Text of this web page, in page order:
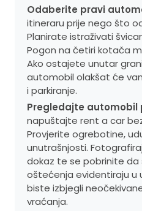
Odaberite pravi
itineraru prije nego što
Planirate istraživati
Pogon na četiri kotača
Ako ostajete unutar
automobil olakšat će
i parkiranje.
Pregledajte automobil
napuštajte rent a car
Provjerite ogrebotine,
unutrašnjosti.
dokaz te se pobrinite da
oštećenja evidentiraju u
biste izbjegli
vraćanja.